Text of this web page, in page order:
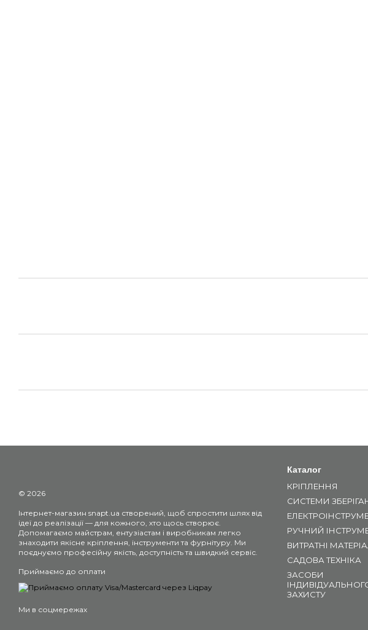
© 2026
Інтернет-магазин snapt.ua створений, щоб спростити шлях від
ідеї до реалізації — для кожного, хто щось створює.
Допомагаємо майстрам, ентузіастам і виробникам легко
знаходити якісне кріплення, інструменти та фурнітуру. Ми
поєднуємо професійну якість, доступність та швидкий сервіс.
Приймаємо до оплати
Ми в соцмережах
Каталог
КРІПЛЕННЯ
СИСТЕМИ
РУЧНИЙ
ВИТРАТНІ
САДОВА ТЕХНІКА
ЗАСОБИ
ЗАХИСТУ